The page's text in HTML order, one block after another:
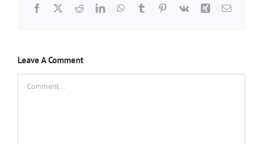
Facebook
X RedditLinkedInWhatsApp
TumblrPinterest
Vk Xing Email
Leave A Comment